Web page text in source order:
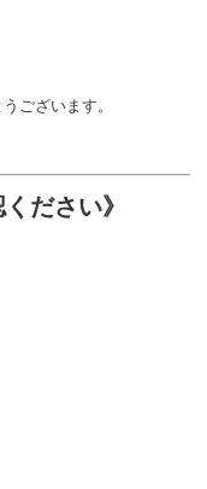
ございます。
ださい》